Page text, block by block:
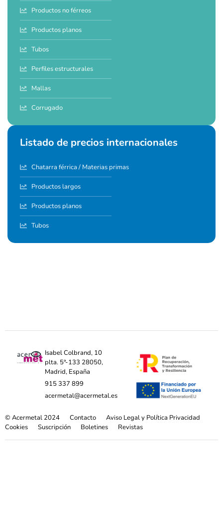
Productos no férreos
Productos planos
Tubos
Perfiles estructurales
Mallas
Corrugado
Listado de precios internacionales
Chatarra férrica / Materias primas
Productos largos
Productos planos
Tubos
Isabel Colbrand, 10
plta. 5ª-133 28050,
Madrid, España
915 337 899
acermetal@acermetal.es
© Acermetal 2024 Contacto
Aviso Legal y Política Privacidad
Cookies
Suscripción Boletines Revistas